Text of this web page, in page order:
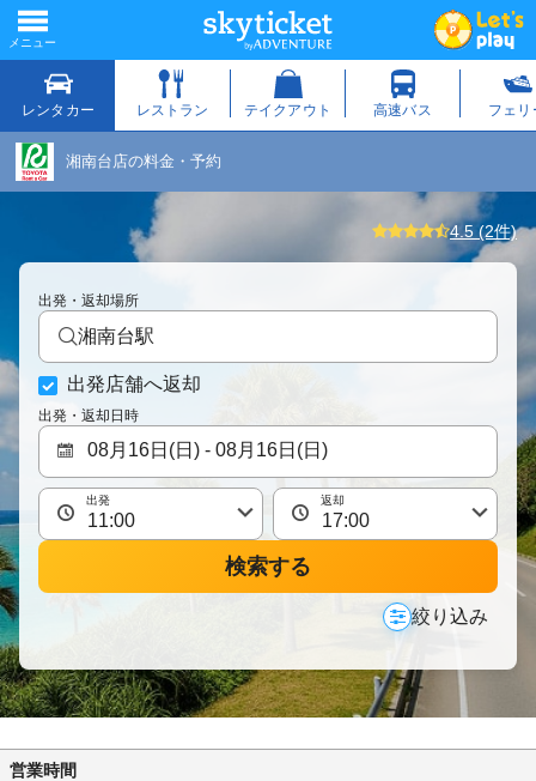
湘南台店の料金・予約
4.5 (2件)
出発・返却場所
湘南台駅
出発店舗へ返却
出発・返却日時
出発 返却
検索する
絞り込み
営業時間